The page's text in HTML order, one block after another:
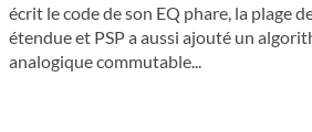
écrit le code de son EQ phare, la plage
étendue et PSP a aussi ajouté un
analogique commutable...